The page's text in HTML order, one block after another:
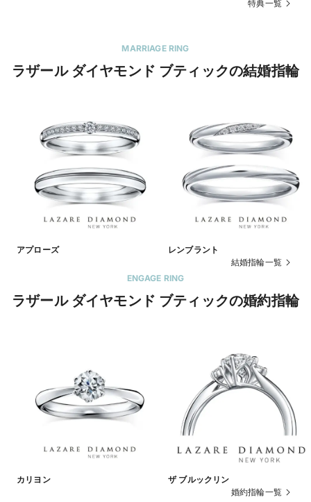
特典一覧
MARRIAGE RING
ラザール ダイヤモンド ブティックの結婚指輪
アプローズ
レンブラント
結婚指輪一覧
ENGAGE RING
ラザール ダイヤモンド ブティックの婚約指輪
カリヨン
ザ ブルックリン
婚約指輪一覧